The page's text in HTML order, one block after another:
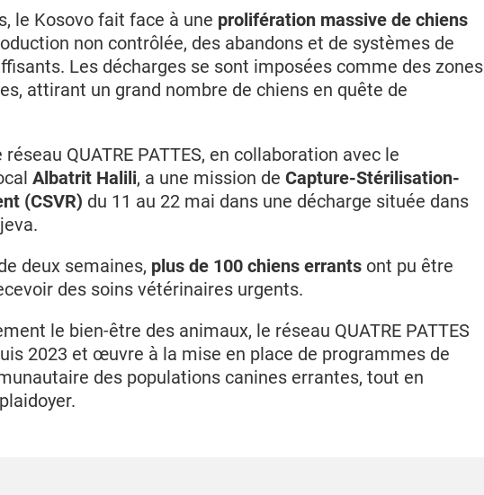
le Kosovo fait face à une prolifération massive de chiens
non contrôlée, des abandons et de systèmes de
Les décharges se sont imposées comme des zones
attirant un grand nombre de chiens en quête de
QUATRE PATTES, en collaboration avec le
Albatrit Halili, a une mission de Capture-Stérilisation-
(CSVR) du 11 au 22 mai dans une décharge située dans
deux semaines, plus de 100 chiens errants ont pu être
des soins vétérinaires urgents.
le bien-être des animaux, le réseau QUATRE PATTES
2023 et œuvre à la mise en place de programmes de
des populations canines errantes, tout en